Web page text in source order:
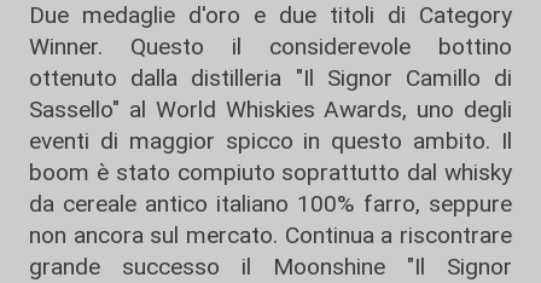
Due medaglie d'oro e due titoli di Category
Winner. Questo il considerevole bottino
ottenuto dalla distilleria "Il Signor Camillo di
Sassello" al World Whiskies Awards, uno degli
eventi di maggior spicco in questo ambito. Il
boom è stato compiuto soprattutto dal whisky
da cereale antico italiano 100% farro, seppure
non ancora sul mercato. Continua a riscontrare
grande successo il Moonshine "Il Signor